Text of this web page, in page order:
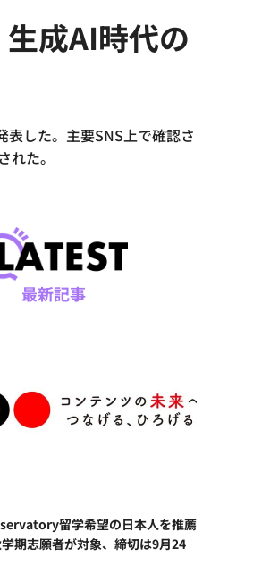
成AI時代の
した。主要SNS上で確認さ
た。
最新記事
留学希望の日本人を推薦
期志願者が対象、締切は9月24